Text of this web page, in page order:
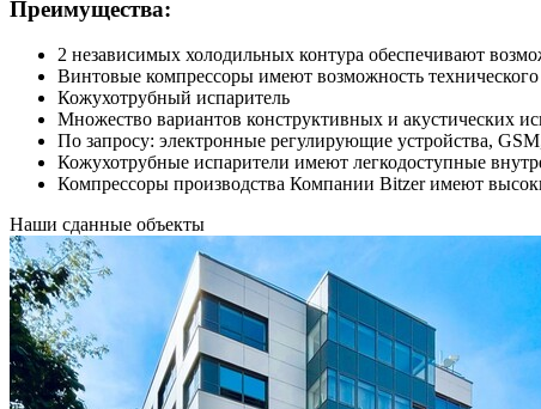
Преимущества:
2 независимых холодильных контура обеспечивают
Винтовые компрессоры имеют возможность
Кожухотрубный испаритель
Множество вариантов конструктивных и акустических
По запросу: электронные регулирующие устройства,
Кожухотрубные испарители имеют легкодоступные
Компрессоры производства Компании Bitzer имеют
Наши сданные объекты